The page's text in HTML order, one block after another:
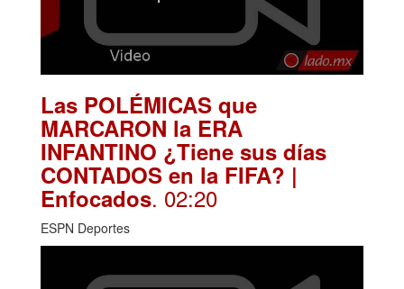
Las POLÉMICAS que
MARCARON la ERA
INFANTINO ¿Tiene sus días
CONTADOS en la FIFA? |
Enfocados. 02:20
ESPN Deportes